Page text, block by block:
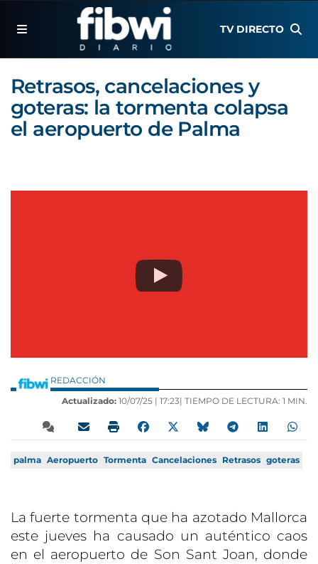
TV DIRECTO
Retrasos, cancelaciones y
goteras: la tormenta colapsa
el aeropuerto de Palma
REDACCIÓN
Actualizado: 10/07/25 | 17:23| TIEMPO DE LECTURA: 1 MIN.
palma Aeropuerto Tormenta Cancelaciones Retrasos goteras
La fuerte tormenta que ha azotado Mallorca
este jueves ha causado un auténtico caos
en el aeropuerto de Son Sant Joan, donde